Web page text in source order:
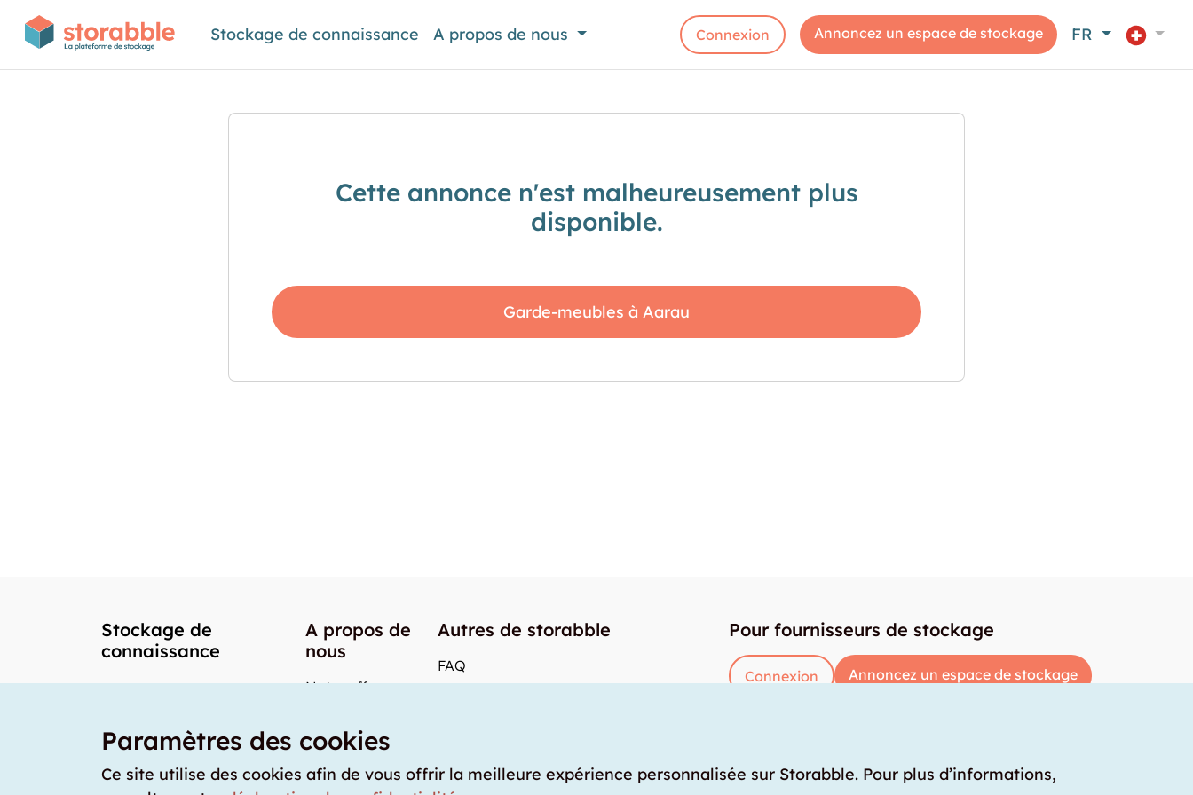
Stockage de connaissance A propos de nous Connexion Annoncez un espace de stockage FR
Cette annonce n'est malheureusement plus
disponible.
Garde-meubles à Aarau
Stockage de
connaissance
A propos de
nous
Notre offre
Notre team
Nos prix
Autres de storabble
FAQ
Quel est le tarif moyen d'un garde-meuble?
Pour fournisseurs de stockage
Connexion Annoncez un espace de stockage
Paramètres des cookies
Ce site utilise des cookies afin de vous offrir la meilleure expérience personnalisée sur Storabble. Pour plus d’informations,